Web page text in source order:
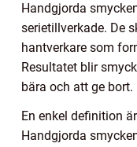
Handgjorda
serietillverkade. De
hantverkare som
Resultatet blir
bära och att ge bort.
En enkel definition
Handgjorda